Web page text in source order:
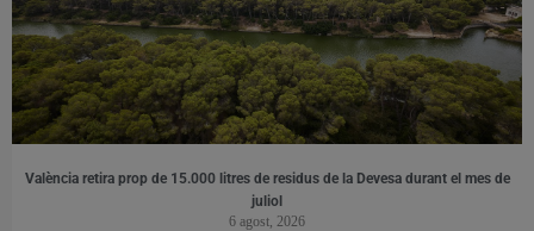
València retira prop de 15.000 litres de residus de la Devesa durant el mes de
juliol
6 agost, 2026